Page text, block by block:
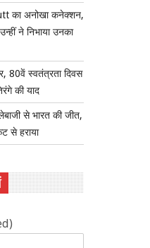
का अनोखा कनेक्शन,
ने निभाया उनका
80वें स्वतंत्रता दिवस
की याद
से भारत की जीत,
से हराया